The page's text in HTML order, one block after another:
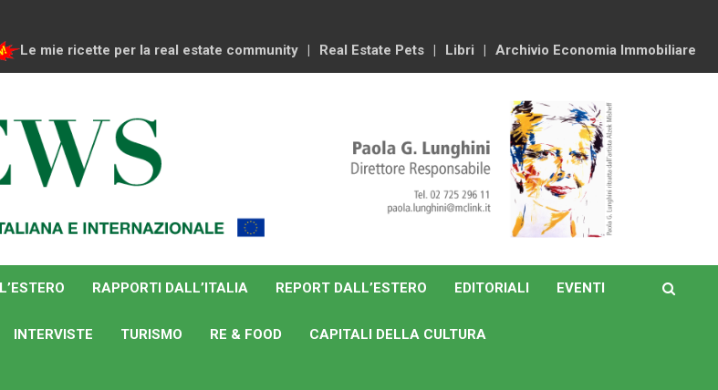
Le mie ricette per la real estate community Real Estate Pets Libri Archivio Economia Immobiliare
RAPPORTI DALL’ITALIA REPORT DALL’ESTERO EDITORIALI EVENTI
INTERVISTE TURISMO RE & FOOD CAPITALI DELLA CULTURA